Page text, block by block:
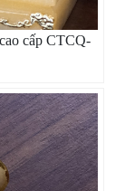
cấp CTCQ-